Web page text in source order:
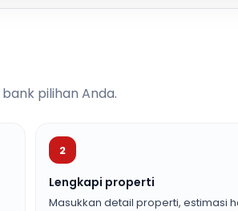
pilihan Anda.
2
Lengkapi properti
Masukkan detail properti, estimasi